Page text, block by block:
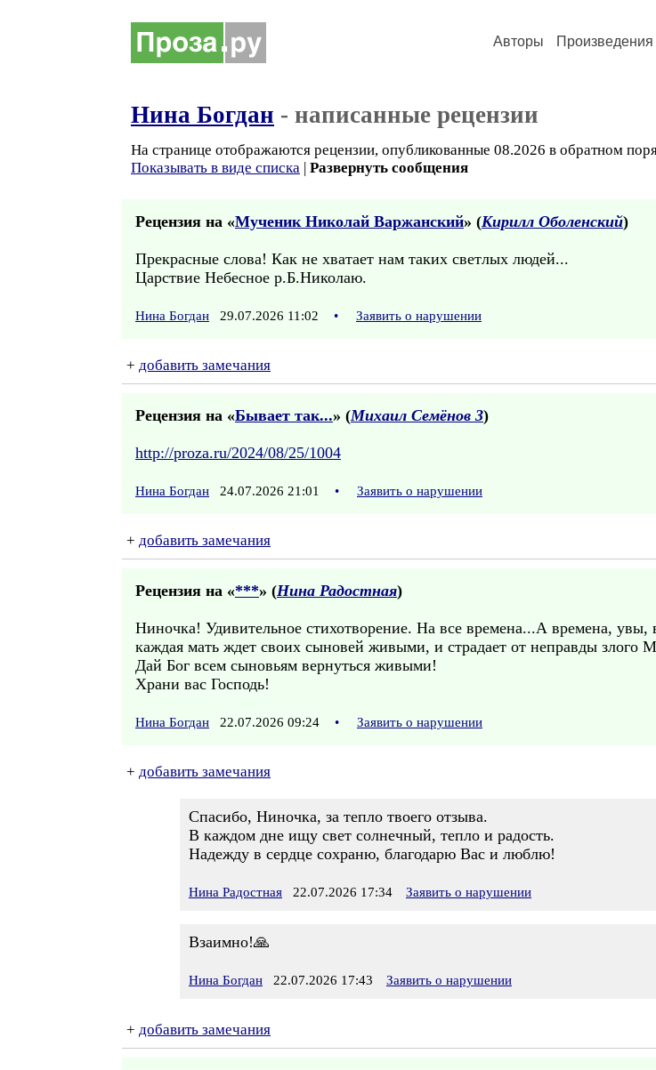
Авторы Произведения
Нина Богдан - написанные рецензии
На странице отображаются рецензии, опубликованные 08.2026 в обратном
Показывать в виде списка | Развернуть сообщения
Рецензия на «Мученик Николай Варжанский» (Кирилл Оболенский)
Прекрасные слова! Как не хватает нам таких светлых людей...
Царствие Небесное р.Б.Николаю.
Нина Богдан 29.07.2026 11:02 • Заявить о нарушении
+ добавить замечания
Рецензия на «Бывает так...» (Михаил Семёнов 3)
http://proza.ru/2024/08/25/1004
Нина Богдан 24.07.2026 21:01 • Заявить о нарушении
+ добавить замечания
Рецензия на «***» (Нина Радостная)
Ниночка! Удивительное стихотворение. На все времена...А времена,
каждая мать ждет своих сыновей живыми, и страдает от неправды злого
Дай Бог всем сыновьям вернуться живыми!
Храни вас Господь!
Нина Богдан 22.07.2026 09:24 • Заявить о нарушении
+ добавить замечания
Спасибо, Ниночка, за тепло твоего отзыва.
В каждом дне ищу свет солнечный, тепло и радость.
Надежду в сердце сохраню, благодарю Вас и люблю!
Нина Радостная 22.07.2026 17:34 Заявить о нарушении
Взаимно!🙏
Нина Богдан 22.07.2026 17:43 Заявить о нарушении
+ добавить замечания